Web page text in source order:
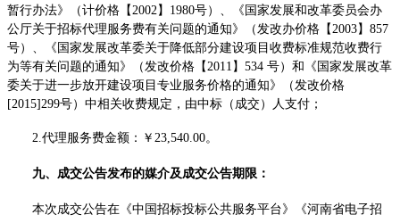
暂行办法》（计价格【2002】1980号）、《国家发展和改革委员会办
公厅关于招标代理服务费有关问题的通知》（发改办价格【2003】857
号）、《国家发展改革委关于降低部分建设项目收费标准规范收费行
为等有关问题的通知》（发改价格【2011】534 号）和《国家发展改革
委关于进一步放开建设项目专业服务价格的通知》（发改价格
[2015]299号）中相关收费规定，由中标（成交）人支付；
2.代理服务费金额：￥ 23,540.00。
九、成交公告发布的媒介及成交公告期限：
本次成交公告在《中国招标投标公共服务平台》《河南省电子招